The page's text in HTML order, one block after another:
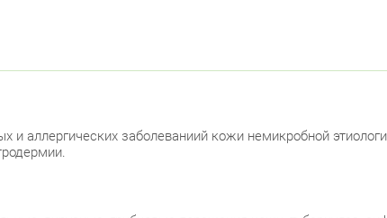
и аллергических заболеваниий кожи немикробной